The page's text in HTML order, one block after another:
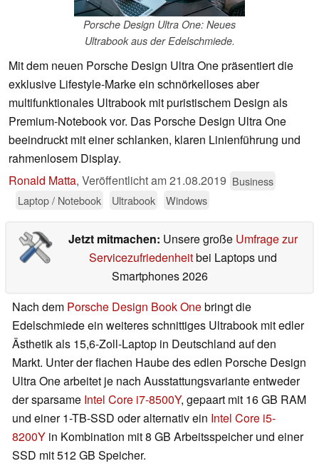
Porsche Design Ultra One: Neues
Ultrabook aus der Edelschmiede.
Mit dem neuen Porsche Design Ultra One präsentiert die
exklusive Lifestyle-Marke ein schnörkelloses aber
multifunktionales Ultrabook mit puristischem Design als
Premium-Notebook vor. Das Porsche Design Ultra One
beeindruckt mit einer schlanken, klaren Linienführung und
rahmenlosem Display.
Ronald Matta, Veröffentlicht am21.08.2019 Business
Laptop / Notebook
Ultrabook Windows
Jetzt mitmachen: Unsere große Umfrage zur
Servicezufriedenheitbei Laptops und
Smartphones 2026
Nach dem Porsche Design Book Onebringt die
Edelschmiede ein weiteres schnittiges Ultrabook mit edler
Ästhetik als 15,6-Zoll-Laptop in Deutschland auf den
Markt. Unter der flachen Haube des edlen Porsche Design
Ultra One arbeitet je nach Ausstattungsvariante entweder
der sparsame Intel Core i7-8500Y, gepaart mit 16 GB RAM
und einer 1-TB-SSD oder alternativ ein Intel Core i5-
8200Y in Kombination mit 8 GB Arbeitsspeicher und einer
SSD mit 512 GB Speicher.